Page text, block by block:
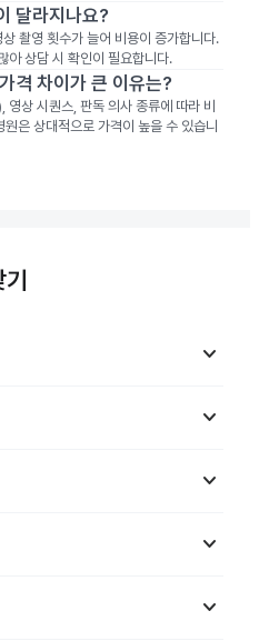
달라지나요?
촬영 횟수가 늘어 비용이 증가합니다.
아 상담 시 확인이 필요합니다.
격 차이가 큰 이유는?
상 시퀀스, 판독 의사 종류에 따라 비
은 상대적으로 가격이 높을 수 있습니
keyboard_arrow_down
keyboard_arrow_down
keyboard_arrow_down
keyboard_arrow_down
keyboard_arrow_down